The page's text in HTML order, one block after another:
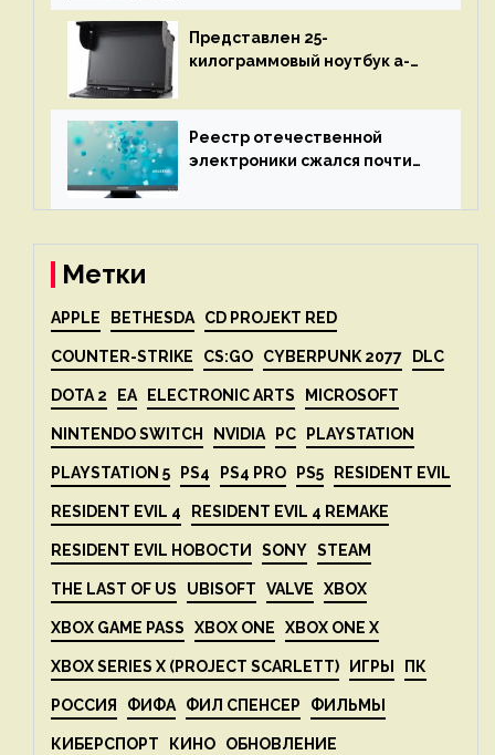
представят 18 апреля
Представлен 25-
килограммовый ноутбук a-
до 3 Тбайт DDR5 и шесть
дисплеев
Реестр отечественной
электроники сжался почти
Метки
APPLE BETHESDA CD PROJEKT RED
COUNTER-STRIKE CS:GO CYBERPUNK 2077 DLC
DOTA 2 EA ELECTRONIC ARTS MICROSOFT
NINTENDO SWITCH NVIDIA PC PLAYSTATION
PLAYSTATION 5 PS4 PS4 PRO PS5 RESIDENT EVIL
RESIDENT EVIL 4 RESIDENT EVIL 4 REMAKE
RESIDENT EVIL НОВОСТИ SONY STEAM
THE LAST OF US UBISOFT VALVE XBOX
XBOX GAME PASS XBOX ONE XBOX ONE X
XBOX SERIES X (PROJECT SCARLETT) ИГРЫ ПК
РОССИЯ ФИФА ФИЛ СПЕНСЕР ФИЛЬМЫ
КИБЕРСПОРТ КИНО ОБНОВЛЕНИЕ